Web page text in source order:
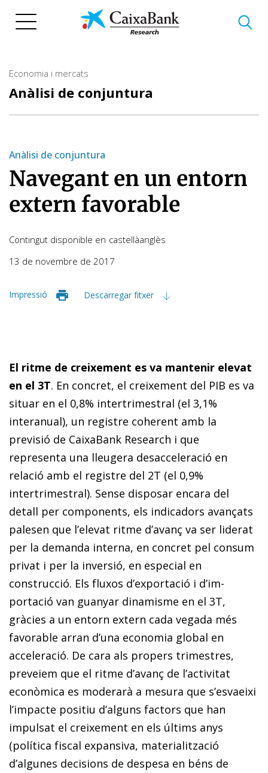
Economia i mercats
Anàlisi de conjuntura
Anàlisi de conjuntura
Navegant en un entorn
extern favorable
Contingut disponible en castellàanglès
13 de novembre de 2017
Impressió Descarregar fitxer
El ritme de creixement es va mantenir elevat
en el 3T. En concret, el creixement del PIB es va
situar en el 0,8% intertrimestral (el 3,1%
interanual), un registre coherent amb la
previsió de CaixaBank Research i que
representa una lleugera desacceleració en
relació amb el registre del 2T (el 0,9%
intertrimestral). Sense disposar encara del
detall per components, els indicadors avançats
palesen que l’elevat ritme d’avanç va ser liderat
per la demanda interna, en concret pel consum
privat i per la inversió, en especial en
construcció. Els fluxos d’exportació i d’im­­
portació van guanyar dinamisme en el 3T,
gràcies a un entorn extern cada vegada més
favorable arran d’una economia global en
acceleració. De cara als propers trimestres,
preveiem que el ritme d’avanç de l’activitat
econòmica es moderarà a mesura que s’esvaeixi
l’impacte positiu d’alguns factors que han
impulsat el creixement en els últims anys
(política fiscal expansiva, materialització
d’algunes decisions de despesa en béns de